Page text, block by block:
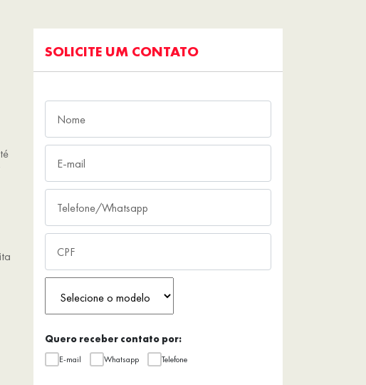
SOLICITE UM CONTATO
Quero receber contato por:
E-mail Whatsapp Telefone